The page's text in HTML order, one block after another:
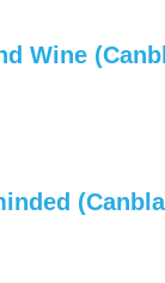
Wine